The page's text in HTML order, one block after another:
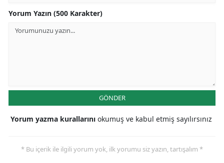
Yorum Yazın (500 Karakter)
GÖNDER
Yorum yazma kurallarını okumuş ve kabul etmiş sayılırsınız
* Bu içerik ile ilgili yorum yok, ilk yorumu siz yazın, tartışalım *